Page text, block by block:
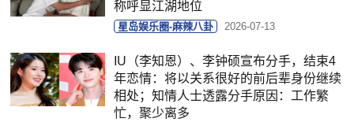
称呼显江湖地位
星岛娱乐圈-麻辣八卦 2026-07-13
IU（李知恩）、李钟硕宣布分手，结束4
年恋情：将以关系很好的前后辈身份继续
相处；知情人士透露分手原因：工作繁
忙，聚少离多